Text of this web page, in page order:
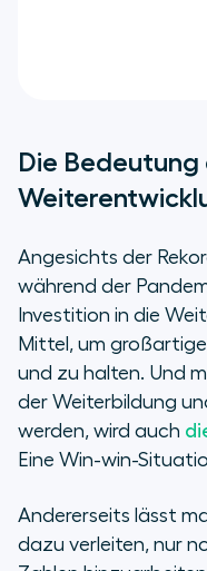
Die
Angesichts der
während der
Investition in die
Mittel, um
und zu halten. Und
der Weiterbildung
werden, wird auch
Eine Win-win-
Andererseits lässt
dazu verleiten, nur